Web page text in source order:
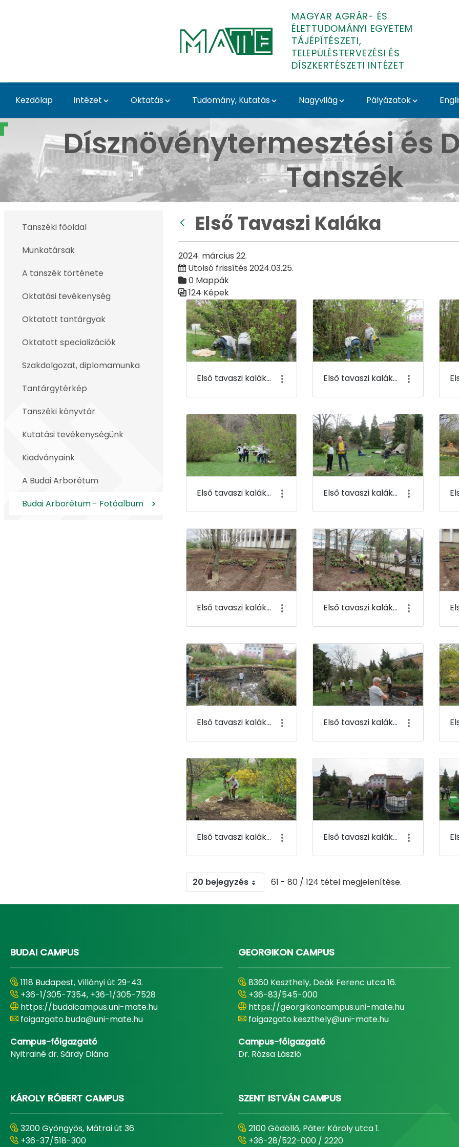
MAGYAR AGRÁR- ÉS
ÉLETTUDOMÁNYI EGYETEM
TÁJÉPÍTÉSZETI,
TELEPÜLÉSTERVEZÉSI ÉS
DÍSZKERTÉSZETI INTÉZET
Kezdőlap Intézet Oktatás Tudomány, Kutatás Nagyvilág Pályázatok
Első Tavaszi Kaláka - Budai Arborétum -
Dísznövénytermesztési és
Tanszék
Tanszéki főoldal
Munkatársak
A tanszék története
Oktatási tevékenység
Oktatott tantárgyak
Oktatott specializációk
Szakdolgozat, diplomamunka
Tantárgytérkép
Tanszéki könyvtár
Kutatási tevékenységünk
Kiadványaink
A Budai Arborétum
Budai Arborétum - Fotóalbum
Első Tavaszi Kaláka
2024. március 22.
Utolsó frissítés 2024.03.25.
0 Mappák
124 Képek
Médiatár
Első tavaszi kaláka 061 Első tavaszi kaláka 062
Első tavaszi kaláka 065 Első tavaszi kaláka 066
Első tavaszi kaláka 069 Első tavaszi kaláka 070
Első tavaszi kaláka 073 Első tavaszi kaláka 074
Első tavaszi kaláka 077 Első tavaszi kaláka 078
20 bejegyzés 61 - 80 / 124 tétel megjelenítése.
BUDAI CAMPUS
1118 Budapest, Villányi út 29-43.
+36-1/305-7354, +36-1/305-7528
https://budaicampus.uni-mate.hu
foigazgato.buda@uni-mate.hu
Campus-főigazgató
Nyitrainé dr. Sárdy Diána
GEORGIKON CAMPUS
8360 Keszthely, Deák Ferenc utca 16.
+36-83/545-000
https://georgikoncampus.uni-mate.hu
foigazgato.keszthely@uni-mate.hu
Campus-főigazgató
Dr. Rózsa László
KÁROLY RÓBERT CAMPUS
3200 Gyöngyös, Mátrai út 36.
+36-37/518-300
SZENT ISTVÁN CAMPUS
2100 Gödöllő, Páter Károly utca 1.
+36-28/522-000 / 2220